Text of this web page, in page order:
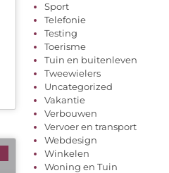
Sport
Telefonie
Testing
Toerisme
Tuin en buitenleven
Tweewielers
Uncategorized
Vakantie
Verbouwen
Vervoer en transport
Webdesign
Winkelen
Woning en Tuin